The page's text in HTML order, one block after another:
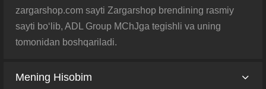
zargarshop.com sayti Zargarshop brendining rasmiy
sayti bo‘lib, ADL Group MChJga tegishli va uning
tomonidan boshqariladi.
Mening Hisobim